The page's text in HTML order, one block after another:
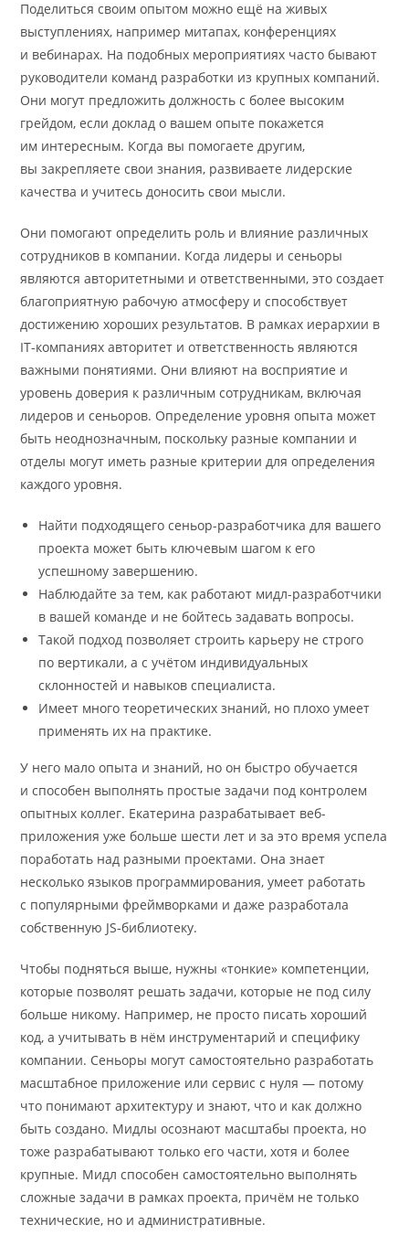
Поделиться своим опытом можно ещё на живых
выступлениях, например митапах, конференциях
и вебинарах. На подобных мероприятиях часто бывают
руководители команд разработки из крупных компаний.
Они могут предложить должность с более высоким
грейдом, если доклад о вашем опыте покажется
им интересным. Когда вы помогаете другим,
вы закрепляете свои знания, развиваете лидерские
качества и учитесь доносить свои мысли.
Они помогают определить роль и влияние различных
сотрудников в компании. Когда лидеры и сеньоры
являются авторитетными и ответственными, это создает
благоприятную рабочую атмосферу и способствует
достижению хороших результатов. В рамках иерархии в
IT-компаниях авторитет и ответственность являются
важными понятиями. Они влияют на восприятие и
уровень доверия к различным сотрудникам, включая
лидеров и сеньоров. Определение уровня опыта может
быть неоднозначным, поскольку разные компании и
отделы могут иметь разные критерии для определения
каждого уровня.
Найти подходящего сеньор-разработчика для вашего
проекта может быть ключевым шагом к его
успешному завершению.
Наблюдайте за тем, как работают мидл-разработчики
в вашей команде и не бойтесь задавать вопросы.
Такой подход позволяет строить карьеру не строго
по вертикали, а с учётом индивидуальных
склонностей и навыков специалиста.
Имеет много теоретических знаний, но плохо умеет
применять их на практике.
У него мало опыта и знаний, но он быстро обучается
и способен выполнять простые задачи под контролем
опытных коллег. Екатерина разрабатывает веб-
приложения уже больше шести лет и за это время успела
поработать над разными проектами. Она знает
несколько языков программирования, умеет работать
с популярными фреймворками и даже разработала
собственную JS-библиотеку.
Чтобы подняться выше, нужны «тонкие» компетенции,
которые позволят решать задачи, которые не под силу
больше никому. Например, не просто писать хороший
код, а учитывать в нём инструментарий и специфику
компании. Сеньоры могут самостоятельно разработать
масштабное приложение или сервис с нуля — потому
что понимают архитектуру и знают, что и как должно
быть создано. Мидлы осознают масштабы проекта, но
тоже разрабатывают только его части, хотя и более
крупные. Мидл способен самостоятельно выполнять
сложные задачи в рамках проекта, причём не только
технические, но и административные.